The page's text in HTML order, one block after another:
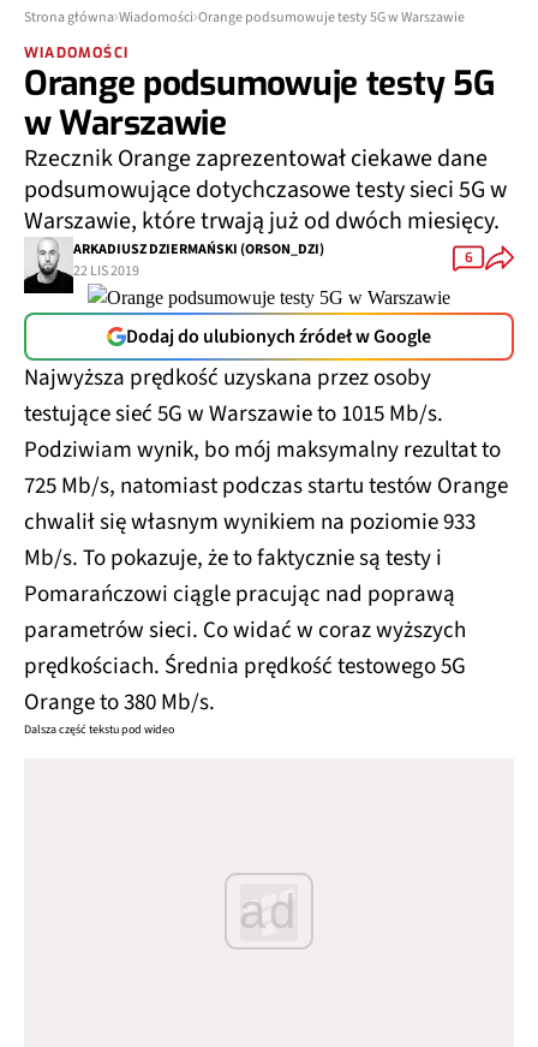
Strona główna Wiadomości Orange podsumowuje testy 5G w Warszawie
WIADOMOŚCI
Orange podsumowuje testy 5G
w Warszawie
Rzecznik Orange zaprezentował ciekawe dane
podsumowujące dotychczasowe testy sieci 5G w
Warszawie, które trwają już od dwóch miesięcy.
ARKADIUSZ DZIERMAŃSKI (ORSON_DZI)
22 LIS 2019
6
Dodaj do ulubionych źródeł w Google
Najwyższa prędkość uzyskana przez osoby
testujące sieć 5G w Warszawie to 1015 Mb/s.
Podziwiam wynik, bo mój maksymalny rezultat to
725 Mb/s, natomiast podczas startu testów Orange
chwalił się własnym wynikiem na poziomie 933
Mb/s. To pokazuje, że to faktycznie są testy i
Pomarańczowi ciągle pracując nad poprawą
parametrów sieci. Co widać w coraz wyższych
prędkościach. Średnia prędkość testowego 5G
Orange to 380 Mb/s.
Dalsza część tekstu pod wideo
ad